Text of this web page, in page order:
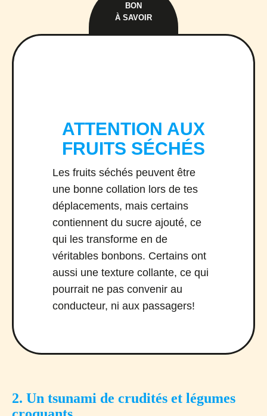
BON
À SAVOIR
ATTENTION AUX
FRUITS SÉCHÉS
Les fruits séchés peuvent être
une bonne collation lors de tes
déplacements, mais certains
contiennent du sucre ajouté, ce
qui les transforme en de
véritables bonbons. Certains ont
aussi une texture collante, ce qui
pourrait ne pas convenir au
conducteur, ni aux passagers!
2. Un tsunami de crudités et légumes